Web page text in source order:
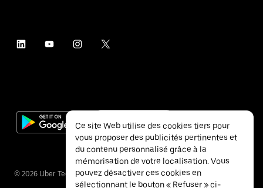
© 2026 Uber Technologies Inc.
Ce site Web utilise des cookies tiers pour
vous proposer des publicités pertinentes et
du contenu personnalisé grâce à la
mémorisation de votre localisation. Vous
pouvez désactiver ces cookies en
sélectionnant le bouton « Refuser » ci-